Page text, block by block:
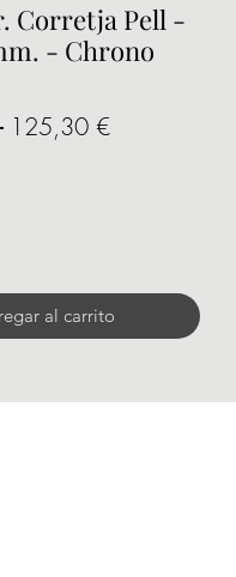
Corretja Pell -
- Chrono
Precio
125,30 €Precio
al carrito